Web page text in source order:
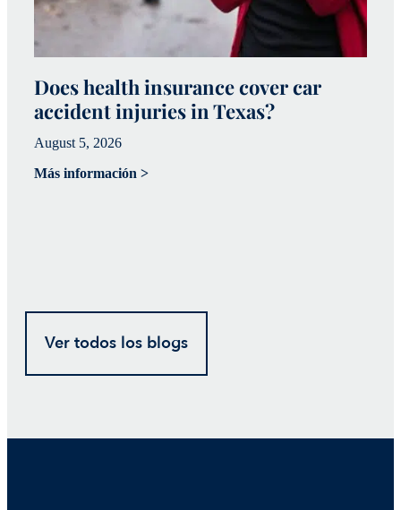
Does health insurance cover car
accident injuries in Texas?
August 5, 2026
Más información >
Ver todos los blogs